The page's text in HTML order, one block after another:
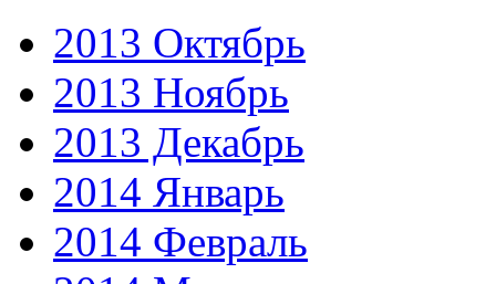
2013 Октябрь
2013 Ноябрь
2013 Декабрь
2014 Январь
2014 Февраль